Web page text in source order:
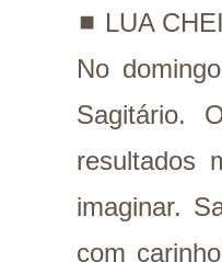
◼️ LUA
No
Sagitário.
resultados
imaginar.
com